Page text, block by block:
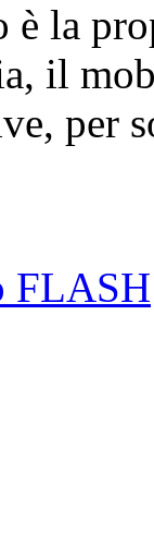
la
il
per
FLASH